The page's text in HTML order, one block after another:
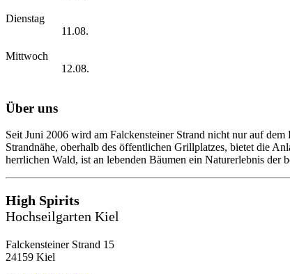
Dienstag
11.08.
Mittwoch
12.08.
Über uns
Seit Juni 2006 wird am Falckensteiner Strand nicht nur auf
Strandnähe, oberhalb des öffentlichen Grillplatzes, bietet die
herrlichen Wald, ist an lebenden Bäumen ein Naturerlebnis der
High Spirits
Hochseilgarten Kiel
Falckensteiner Strand 15
24159 Kiel